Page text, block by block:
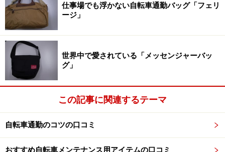
ミニベロのアドバンテージである携帯性を、さらに活か
す仕組みが折り畳み機構です。フォールディングバイク
（折り畳み自転車）は車輪を外すことなく、少ない工程
でコンパクトに収納することができるため、専用袋に入
れて電車や飛行機で自転車を運ぶ、いわゆる「輪行」も
気軽に行うことができます。
その反面、フレームなどに折り畳みのための可動部を設
けなければいけないため、非折り畳み自転車と比較する
と車体剛性がどうしても不足しがちになります。車体剛
仕事場でも浮かない自転車通勤バッグ「フェリ
ージ」
世界中で愛されている「メッセンジャーバッ
グ」
この記事に関連するテーマ
自転車通勤のコツの口コミ